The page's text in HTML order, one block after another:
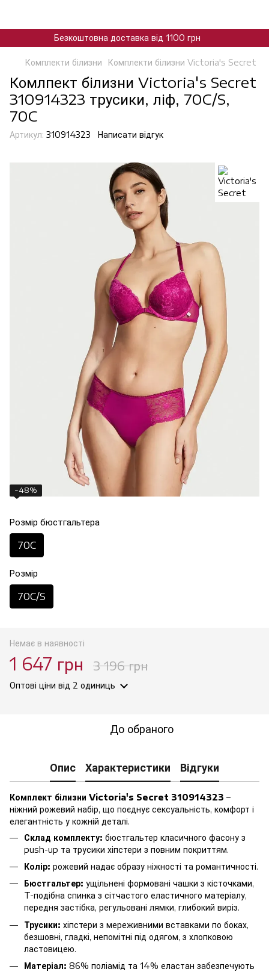
Безкоштовна доставка від 1100 грн
Комплекти білизни Комплекти білизни Victoria's Secret
Комлпект білизни Victoria's Secret
310914323 трусики, ліф, 70C/S,
70C
Артикул: 310914323 Написати відгук
−48%
Розмір бюстгальтера
70C
Розмір
70C/S
Немає в наявності
1 647 грн 3 196 грн
Оптові ціни від 2 одиниць
До обраного
Опис Характеристики Відгуки
Комплект білизни Victoria's Secret 310914323 –
ніжний рожевий набір, що поєднує сексуальність, комфорт і
елегантність у кожній деталі.
Склад комплекту: бюстгальтер класичного фасону з
push-up та трусики хіпстери з повним покриттям.
Колір: рожевий надає образу ніжності та романтичності.
Бюстгальтер: ущільнені формовані чашки з кісточками,
T-подібна спинка з сітчастого еластичного матеріалу,
передня застібка, регульовані лямки, глибокий виріз.
Трусики: хіпстери з мереживними вставками по боках,
безшовні, гладкі, непомітні під одягом, з хлопковою
ластовицею.
Матеріал: 86% поліамід та 14% еластан забезпечують